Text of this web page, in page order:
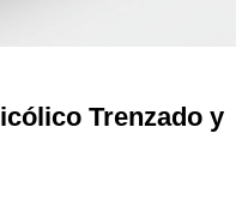
Trenzado y